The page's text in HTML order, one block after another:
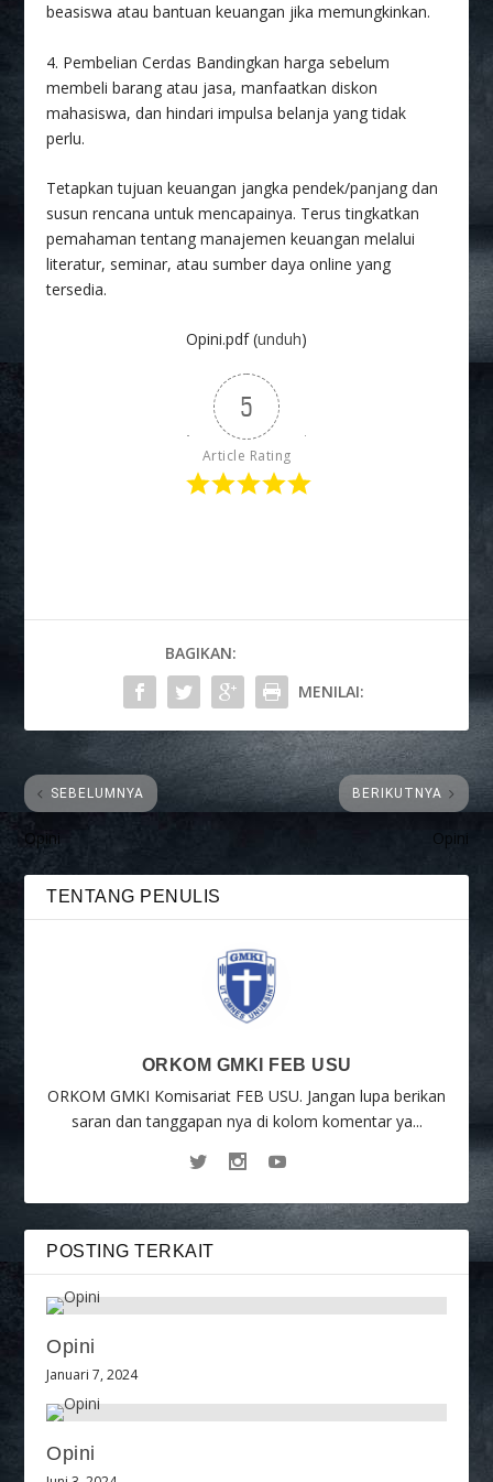
beasiswa atau bantuan keuangan jika memungkinkan.
4. Pembelian Cerdas Bandingkan harga sebelum
membeli barang atau jasa, manfaatkan diskon
mahasiswa, dan hindari impulsa belanja yang tidak
perlu.
Tetapkan tujuan keuangan jangka pendek/panjang dan
susun rencana untuk mencapainya. Terus tingkatkan
pemahaman tentang manajemen keuangan melalui
literatur, seminar, atau sumber daya online yang
tersedia.
Opini.pdf (unduh)
5
Article Rating
BAGIKAN:
MENILAI:
SEBELUMNYA
Opini
BERIKUTNYA
Opini
TENTANG PENULIS
ORKOM GMKI FEB USU
ORKOM GMKI Komisariat FEB USU. Jangan lupa berikan
saran dan tanggapan nya di kolom komentar ya...
POSTING TERKAIT
Opini
Januari 7, 2024
Opini